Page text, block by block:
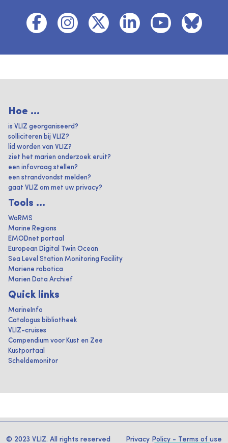
Hoe ...
is VLIZ georganiseerd?
solliciteren bij VLIZ?
lid worden van VLIZ?
ziet het marien onderzoek eruit?
een infovraag stellen?
een strandvondst melden?
gaat VLIZ om met uw privacy?
Tools ...
WoRMS
Marine Regions
EMODnet portaal
European Digital Twin Ocean
Sea Level Station Monitoring Facility
Mariene robotica
Marien Data Archief
Quick links
MarineInfo
Catalogus bibliotheek
VLIZ-cruises
Compendium voor Kust en Zee
Kustportaal
Scheldemonitor
© 2023 VLIZ. All rights reserved Privacy Policy - Terms of use